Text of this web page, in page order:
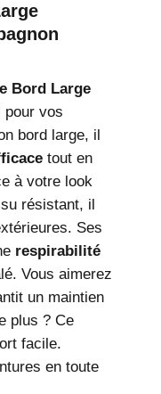
Bord Large
pour vos
bord large, il
tout en
à votre look
résistant, il
Ses
respirabilité
Vous aimerez
un maintien
plus ? Ce
facile.
en toute